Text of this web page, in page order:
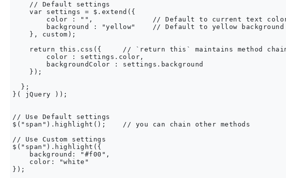
    // Default settings
    var settings = $.extend({
color : "",              // Default to current text
        background : "yellow"    // Default to yellow background
    }, custom);
return this.css({     // `return this` maintains method
        color : settings.color,
        backgroundColor : settings.background
    });
  };
}( jQuery ));
// Use Default settings
$("span").highlight();    // you can chain other methods
// Use Custom settings
$("span").highlight({
    background: "#f00",
    color: "white"